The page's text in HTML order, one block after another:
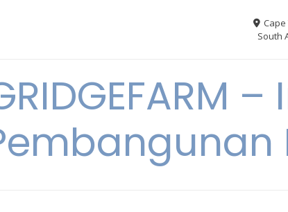
Cape
South